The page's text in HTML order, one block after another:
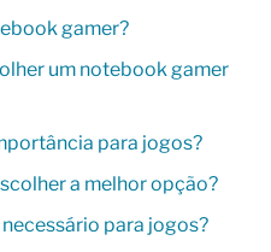
gamer?
um notebook gamer
para jogos?
a melhor opção?
para jogos?